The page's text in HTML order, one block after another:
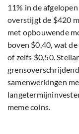
11% in de
overstijgt de $420
met opbouwende
boven $0,40, wat
of zelfs $0,50.
samenwerkingen
meme coins.